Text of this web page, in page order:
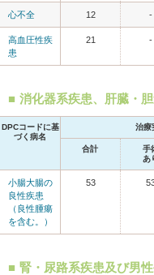
心不全 12 -
高血圧性疾
患
21 -
消化器系疾患、肝臓・
DPCコードに基
づく病名
治療
合計
手
あ
小腸大腸の
良性疾患
（良性腫瘍
を含む。）
53
腎・尿路系疾患及び男